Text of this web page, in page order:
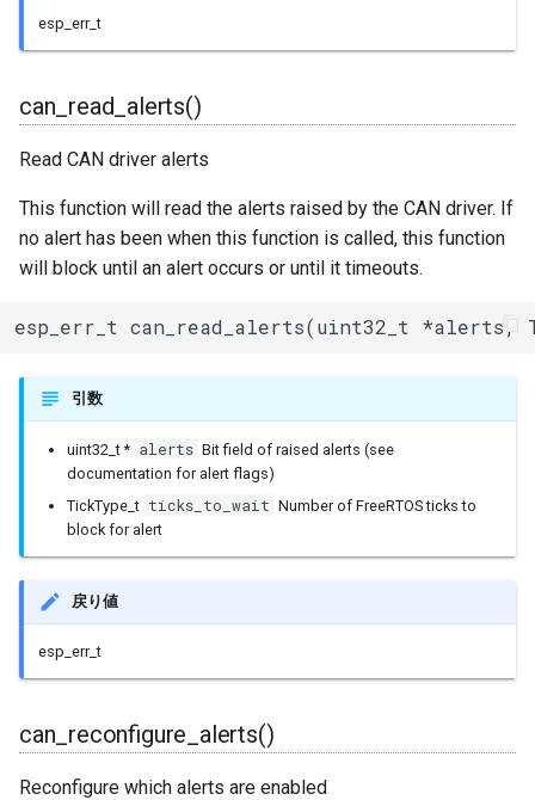
Ringbuffer
SPIClass
SPIFFSImpl
SPISettings
TransportTraits
esp_err_t
can_read_alerts()
Read CAN driver alerts
This function will read the alerts raised by the CAN driver. If
no alert has been when this function is called, this function
will block until an alert occurs or until it timeouts.
esp_err_t can_read_alerts(uint32_t *alerts,
引数
uint32_t * alerts Bit field of raised alerts (see
documentation for alert flags)
TickType_t ticks_to_wait Number of FreeRTOS ticks to
block for alert
戻り値
esp_err_t
can_reconfigure_alerts()
Reconfigure which alerts are enabled